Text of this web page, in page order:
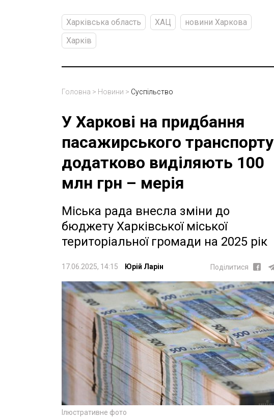
Харківська область ХАЦ
новини Харкова
Харків
Головна > Новини > Суспільство
У Харкові на придбання
пасажирського транспорту
додатково виділяють 100
млн грн – мерія
Міська рада внесла зміни до
бюджету Харківської міської
територіальної громади на 2025 рік
17.06.2025, 14:15 Юрій Ларін Поділитися
Ілюстративне фото